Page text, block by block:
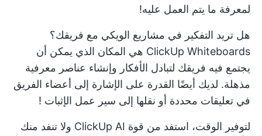
لمعرفة ما يتم العمل عليه!
هل تريد التفكير في مشاريع الويكي مع فريقك؟
ClickUp Whiteboards هي المكان الذي يمكن أن
يجتمع فيه فريقك لتبادل الأفكار وإنشاء عناصر معرفية
مذهلة. لديك أيضًا القدرة على الإشارة إلى أعضاء الفريق
في تعليقات محددة أو نقلها إلى سير عمل الإثبات !
لتوفير الوقت، استفد من قوة ClickUp AI ولا تنفد منك